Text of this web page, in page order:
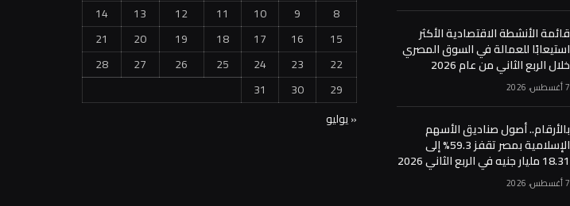
قائمة الأنشطة الاقتصادية الأكثر
استيعابًا للعمالة في السوق المصري
خلال الربع الثاني من عام 2026
7 أغسطس، 2026
بالأرقام.. أصول صناديق الأسهم
الإسلامية بمصر تقفز 59.3% إلى
18.31 مليار جنيه في الربع الثاني 2026
7 أغسطس، 2026
8
9
10
11
12
13
14
15
16
17
18
19
20
21
22
23
24
25
26
27
28
29
30
31
« يوليو